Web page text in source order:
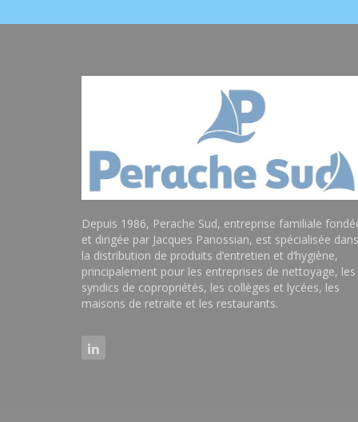
Depuis 1986, Perache Sud, entreprise familiale
et dirigée par Jacques Panossian, est spécialisée dans
la distribution de produits d’entretien et d’hygiène,
principalement pour les entreprises de nettoyage, les
syndics de copropriétés, les collèges et lycées, les
maisons de retraite et les restaurants.